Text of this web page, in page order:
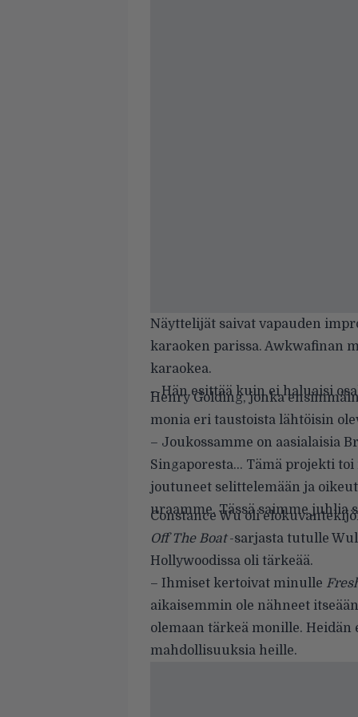
Näyttelijät saivat vapauden
karaoken parissa. Awkwafinan
karaokea.
– Hän esittää kuin ei haluaisi
Henry Golding, jonka
monia eri taustoista lähtöisin
– Joukossamme on aasialaisia
Singaporesta… Tämä projekti
joutuneet selittelemään ja
uraamme. Tässä saimme juhlia
Constance Wu oli
Off The Boat-sarjasta tutulle
Hollywoodissa oli tärkeää.
– Ihmiset kertoivat minulle
aikaisemmin ole nähneet
olemaan tärkeä monille.
mahdollisuuksia heille.